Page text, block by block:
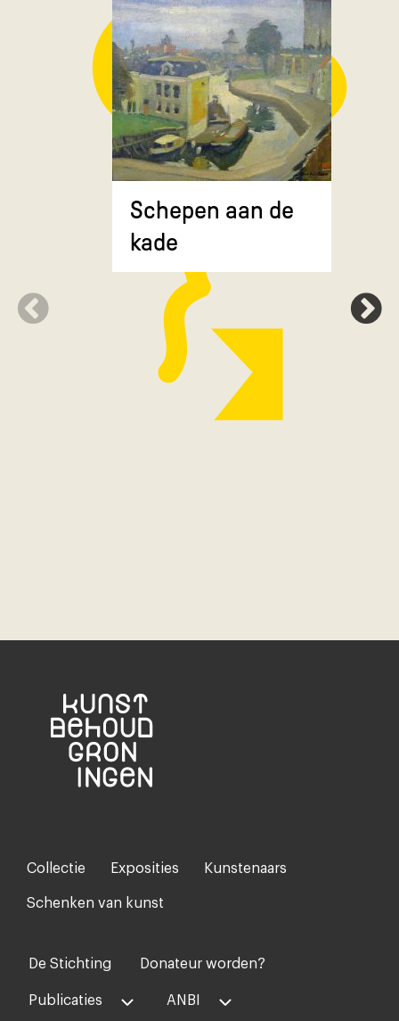
Schepen aan de
kade
Footer-
menu
Collectie Exposities Kunstenaars
Schenken van kunst
Voet
midden
De Stichting Donateur worden?
Publicaties ANBI